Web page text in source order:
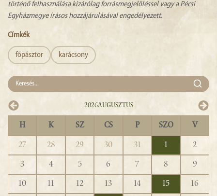
történő felhasználása kizárólag forrásmegjelöléssel vagy a Pécsi
Egyházmegye írásos hozzájárulásával engedélyezett.
Címkék
főpásztor karácsony
2026Augusztus
H K SZ CS P SZO V
27 28 29 30 31 1
2
3
4 5 6 7 8
9
10
11 12 13 14 15
16